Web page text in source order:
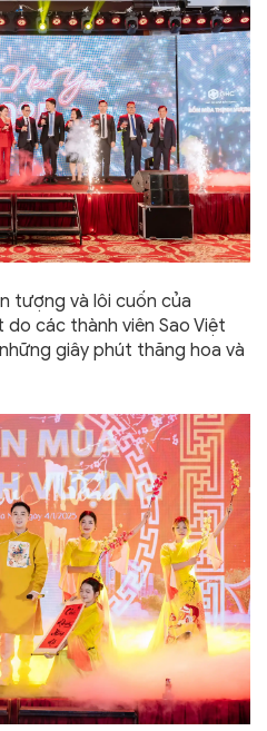
tượng và lôi cuốn của
do các thành viên Sao Việt
giây phút thăng hoa và